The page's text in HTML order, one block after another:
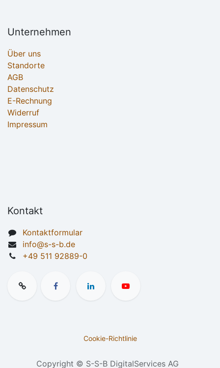
Unternehmen
Über uns
Standorte
AGB
Datenschutz
E-Rechnung
Widerruf
Impressum
Kontakt
Kontaktformular
info@s-s-b.de
+49 511 92889-0
Cookie-Richtlinie
Copyright © S-S-B DigitalServices AG